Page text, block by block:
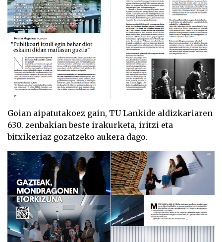
Goian aipatutakoez gain, TU Lankide aldizkariaren
630. zenbakian beste irakurketa, iritzi eta
bitxikeriaz gozatzeko aukera dago.